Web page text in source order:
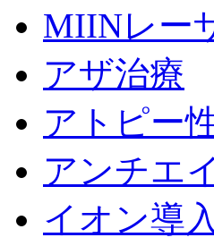
MIINレー
アザ治療
アトピー
アンチエ
イオン導入